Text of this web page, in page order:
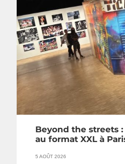
Beyond the streets :
au format XXL à
5 AOÛT 2026